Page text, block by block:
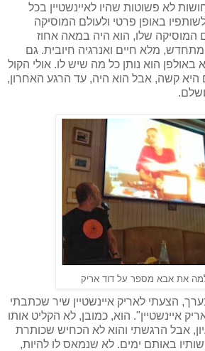
לא פשוטות שהיו לאיינשטיין בכל
באופן פרטי ולעולם המוסיקה
המוסיקה שלו, הוא היה במאה אחוז
מתחדש, מלא חיים ואנרגיה חיובית. גם
הוא נותן כל מה שיש לו. אולי הקול
היא קשה, אבל הוא היה, עד הרגע האחרון,
את אבא מספר על דוד אריק
הצעתי לאריק איינשטיין שיר שכתבתי
איינשטיין". הוא, כמובן, לא הקליט אותו
אבל הרגשתי והוא לא הכחיש שכותרת
באותם ימים. לא שנמאס לו להיות,